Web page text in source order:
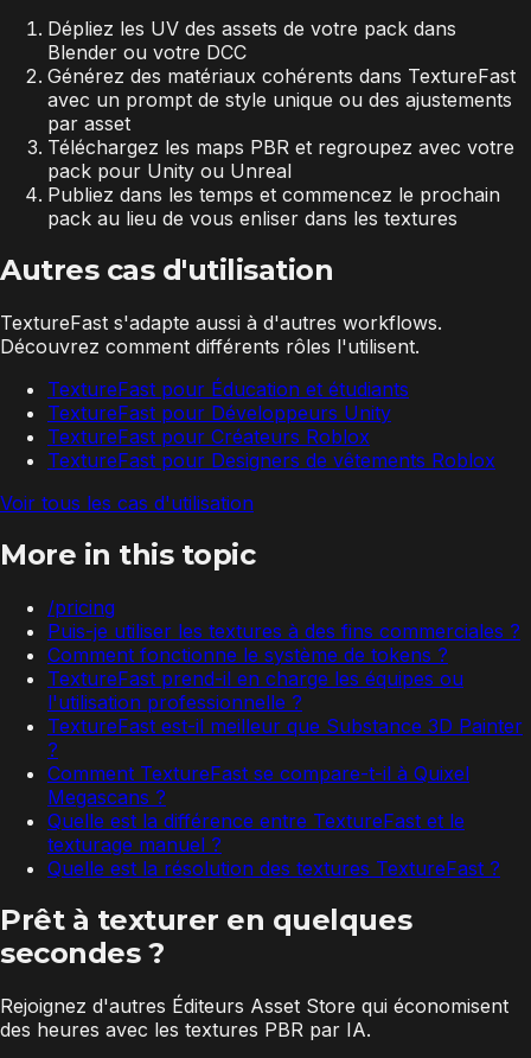
Dépliez les UV des assets de votre pack dans
Blender ou votre DCC
Générez des matériaux cohérents dans TextureFast
avec un prompt de style unique ou des ajustements
par asset
Téléchargez les maps PBR et regroupez avec votre
pack pour Unity ou Unreal
Publiez dans les temps et commencez le prochain
pack au lieu de vous enliser dans les textures
Autres cas d'utilisation
TextureFast s'adapte aussi à d'autres workflows.
Découvrez comment différents rôles l'utilisent.
TextureFast pour Éducation et étudiants
TextureFast pour Développeurs Unity
TextureFast pour Créateurs Roblox
TextureFast pour Designers de vêtements Roblox
Voir tous les cas d'utilisation
More in this topic
/pricing
Puis-je utiliser les textures à des fins commerciales ?
Comment fonctionne le système de tokens ?
TextureFast prend-il en charge les équipes ou
l'utilisation professionnelle ?
TextureFast est-il meilleur que Substance 3D Painter
?
Comment TextureFast se compare-t-il à Quixel
Megascans ?
Quelle est la différence entre TextureFast et le
texturage manuel ?
Quelle est la résolution des textures TextureFast ?
Prêt à texturer en quelques
secondes ?
Rejoignez d'autres Éditeurs Asset Store qui économisent
des heures avec les textures PBR par IA.